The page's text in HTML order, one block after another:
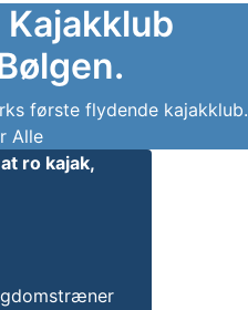
første flydende kajakklub.
Alle
ro kajak,